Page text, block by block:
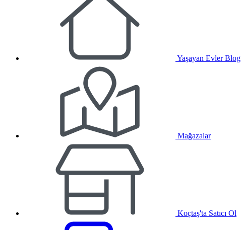
Yaşayan Evler Blog
Mağazalar
Koçtaş'ta Satıcı Ol